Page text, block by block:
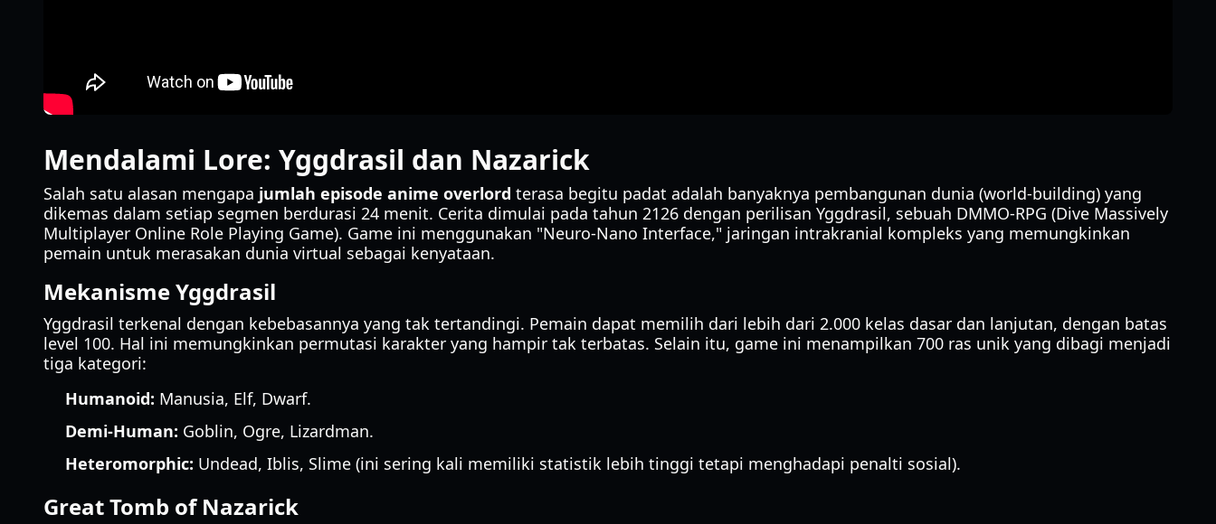
Mendalami Lore: Yggdrasil dan Nazarick
Salah satu alasan mengapa jumlah episode anime overlord terasa begitu padat adalah banyaknya pembangunan dunia (world-building) yang
dikemas dalam setiap segmen berdurasi 24 menit. Cerita dimulai pada tahun 2126 dengan perilisan Yggdrasil, sebuah DMMO-RPG (Dive Massively
Multiplayer Online Role Playing Game). Game ini menggunakan "Neuro-Nano Interface," jaringan intrakranial kompleks yang memungkinkan
pemain untuk merasakan dunia virtual sebagai kenyataan.
Mekanisme Yggdrasil
Yggdrasil terkenal dengan kebebasannya yang tak tertandingi. Pemain dapat memilih dari lebih dari 2.000 kelas dasar dan lanjutan, dengan batas
level 100. Hal ini memungkinkan permutasi karakter yang hampir tak terbatas. Selain itu, game ini menampilkan 700 ras unik yang dibagi menjadi
tiga kategori:
Humanoid: Manusia, Elf, Dwarf.
Demi-Human: Goblin, Ogre, Lizardman.
Heteromorphic: Undead, Iblis, Slime (ini sering kali memiliki statistik lebih tinggi tetapi menghadapi penalti sosial).
Great Tomb of Nazarick